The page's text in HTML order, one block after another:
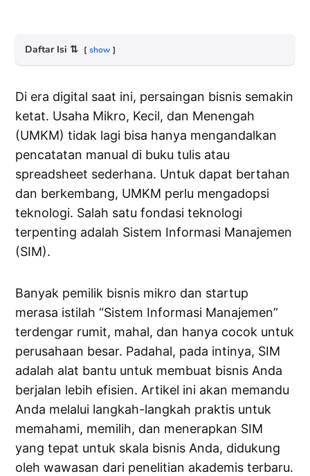
Daftar Isi ⇅ show
Di era digital saat ini, persaingan bisnis semakin
ketat. Usaha Mikro, Kecil, dan Menengah
(UMKM) tidak lagi bisa hanya mengandalkan
pencatatan manual di buku tulis atau
spreadsheet sederhana. Untuk dapat bertahan
dan berkembang, UMKM perlu mengadopsi
teknologi. Salah satu fondasi teknologi
terpenting adalah Sistem Informasi Manajemen
(SIM).
Banyak pemilik bisnis mikro dan startup
merasa istilah “Sistem Informasi Manajemen”
terdengar rumit, mahal, dan hanya cocok untuk
perusahaan besar. Padahal, pada intinya, SIM
adalah alat bantu untuk membuat bisnis Anda
berjalan lebih efisien. Artikel ini akan memandu
Anda melalui langkah-langkah praktis untuk
memahami, memilih, dan menerapkan SIM
yang tepat untuk skala bisnis Anda, didukung
oleh wawasan dari penelitian akademis terbaru.